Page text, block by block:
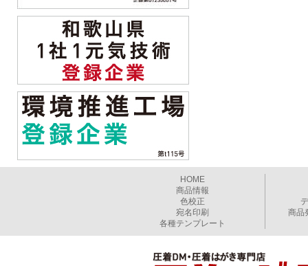
HOME
商品情報
色校正
宛名印刷
各種テンプレート
商品